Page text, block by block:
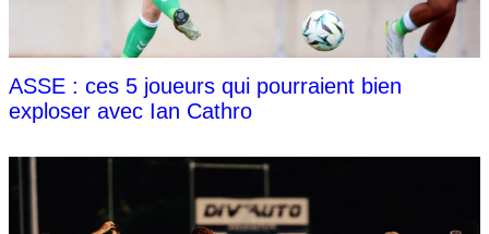
ASSE : ces 5 joueurs qui pourraient bien
exploser avec Ian Cathro